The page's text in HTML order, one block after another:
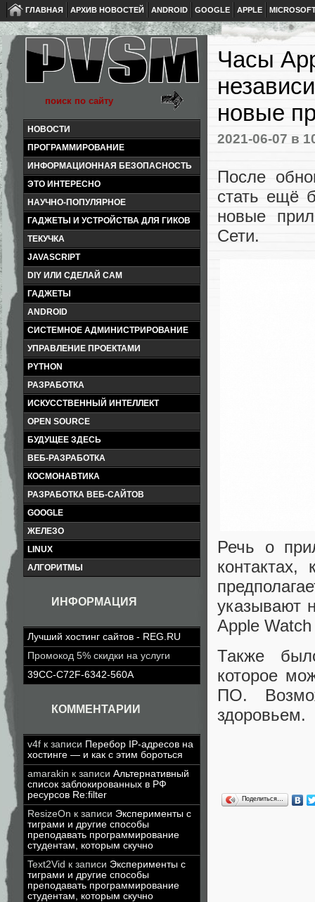
ГЛАВНАЯ АРХИВ НОВОСТЕЙ ANDROID GOOGLE APPLE
НОВОСТИ
ПРОГРАММИРОВАНИЕ
ИНФОРМАЦИОННАЯ БЕЗОПАСНОСТЬ
ЭТО ИНТЕРЕСНО
НАУЧНО-ПОПУЛЯРНОЕ
ГАДЖЕТЫ И УСТРОЙСТВА ДЛЯ ГИКОВ
ТЕКУЧКА
JAVASCRIPT
DIY ИЛИ СДЕЛАЙ САМ
ГАДЖЕТЫ
ANDROID
СИСТЕМНОЕ АДМИНИСТРИРОВАНИЕ
УПРАВЛЕНИЕ ПРОЕКТАМИ
PYTHON
РАЗРАБОТКА
ИСКУССТВЕННЫЙ ИНТЕЛЛЕКТ
OPEN SOURCE
БУДУЩЕЕ ЗДЕСЬ
ВЕБ-РАЗРАБОТКА
КОСМОНАВТИКА
РАЗРАБОТКА ВЕБ-САЙТОВ
GOOGLE
ЖЕЛЕЗО
LINUX
АЛГОРИТМЫ
ИНФОРМАЦИЯ
Лучший хостинг сайтов - REG.RU
Промокод 5% скидки на услуги
39CC-C72F-6342-560A
КОММЕНТАРИИ
v4f к записи Перебор IP-адресов на
хостинге — и как с этим бороться
amarakin к записи Альтернативный
список заблокированных в РФ
ресурсов Re:filter
ResizeOn к записи Эксперименты с
тиграми и другие способы
преподавать программирование
студентам, которым скучно
Text2Vid к записи Эксперименты с
тиграми и другие способы
преподавать программирование
студентам, которым скучно
Часы
новые
2021-06-07 в
После
стать ещё
новые
Сети.
Речь о
указывают
Apple
Также
которое
ПО.
здоровьем.
Поделиться…